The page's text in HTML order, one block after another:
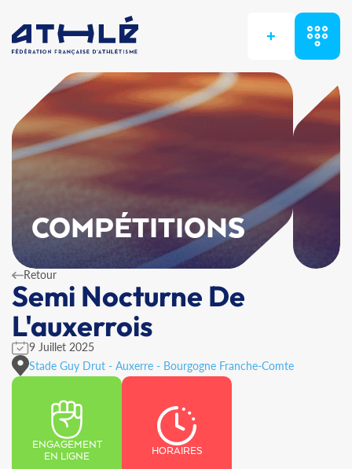
+
COMPÉTITIONS
Retour
Semi Nocturne De
L'auxerrois
9 Juillet 2025
Stade Guy Drut - Auxerre - Bourgogne Franche-Comte
ENGAGEMENT
EN LIGNE
HORAIRES